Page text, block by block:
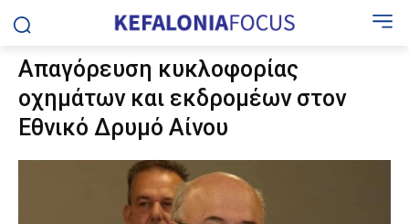
Απαγόρευση κυκλοφορίας
οχημάτων και εκδρομέων στον
Εθνικό Δρυμό Αίνου